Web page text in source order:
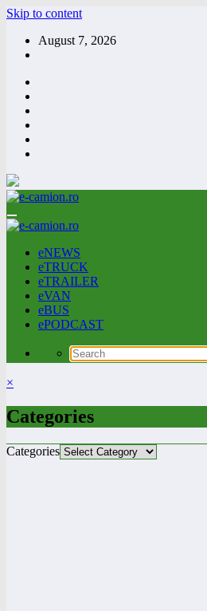
Skip to content
August 7, 2026
eNEWS
eTRUCK
eTRAILER
eVAN
eBUS
ePODCAST
×
Categories
Categories